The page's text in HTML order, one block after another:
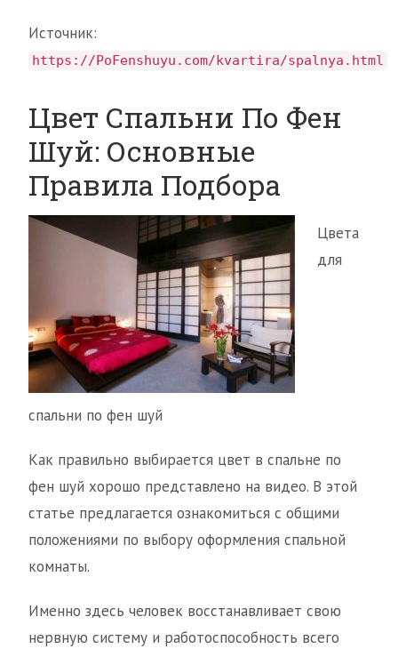
Источник:
https://PoFenshuyu.com/kvartira/spalnya.html
Цвет Спальни По Фен
Шуй: Основные
Правила Подбора
Цвета
для
спальни по фен шуй
Как правильно выбирается цвет в спальне по
фен шуй хорошо представлено на видео. В этой
статье предлагается ознакомиться с общими
положениями по выбору оформления спальной
комнаты.
Именно здесь человек восстанавливает свою
нервную систему и работоспособность всего